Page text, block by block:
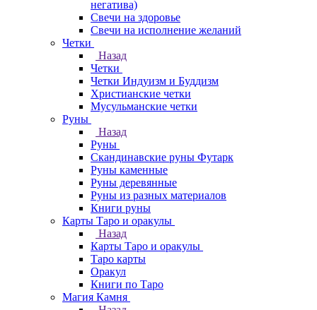
негатива)
Свечи на здоровье
Свечи на исполнение желаний
Четки
Назад
Четки
Четки Индуизм и Буддизм
Христианские четки
Мусульманские четки
Руны
Назад
Руны
Скандинавские руны Футарк
Руны каменные
Руны деревянные
Руны из разных материалов
Книги руны
Карты Таро и оракулы
Назад
Карты Таро и оракулы
Таро карты
Оракул
Книги по Таро
Магия Камня